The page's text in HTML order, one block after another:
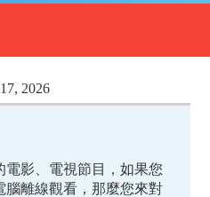
2026
電影、電視節目，如果您
腦離線觀看，那麼您來對